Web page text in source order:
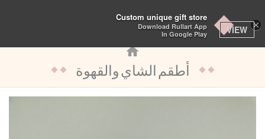
تبديل
التنقل
أطقم الشاي والقهوة
×
Custom unique gift store
Download Rullart App
In Google Play
VIEW